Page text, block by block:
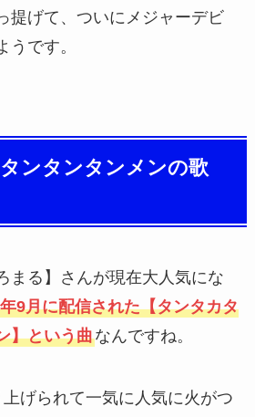
提げて、ついにメジャーデビ
うです。
ンタンタンメンの歌
まる】さんが現在大人気にな
9月に配信された【タンタカタ
】という曲なんですね。
げられて一気に人気に火がつ